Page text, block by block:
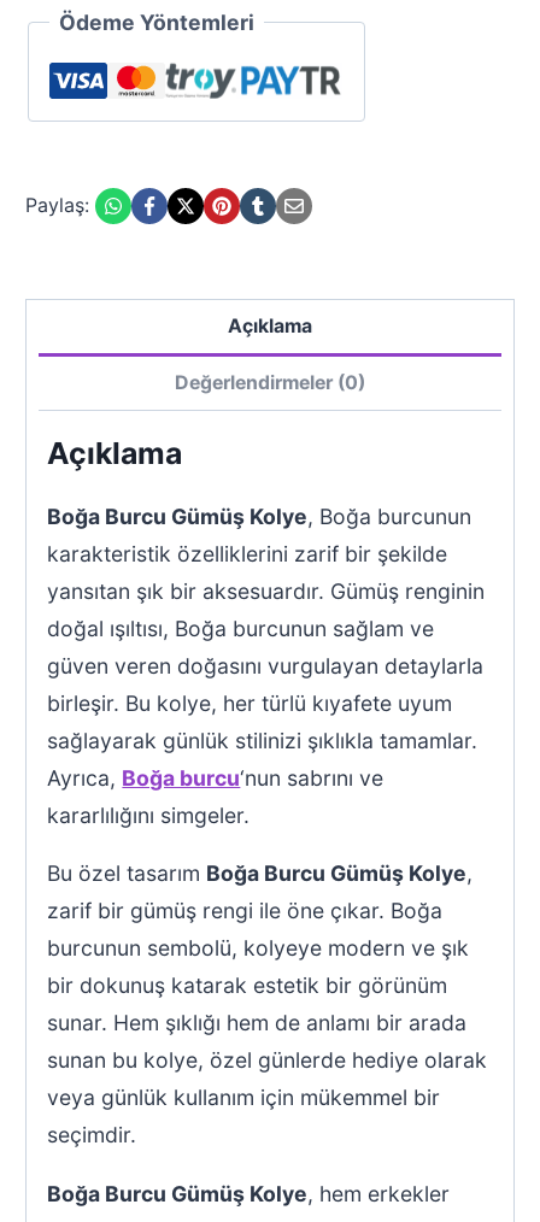
Ödeme Yöntemleri
Paylaş:
Açıklama
Değerlendirmeler (0)
Açıklama
Boğa Burcu Gümüş Kolye, Boğa burcunun
karakteristik özelliklerini zarif bir şekilde
yansıtan şık bir aksesuardır. Gümüş renginin
doğal ışıltısı, Boğa burcunun sağlam ve
güven veren doğasını vurgulayan detaylarla
birleşir. Bu kolye, her türlü kıyafete uyum
sağlayarak günlük stilinizi şıklıkla tamamlar.
Ayrıca, Boğa burcu‘nun sabrını ve
kararlılığını simgeler.
Bu özel tasarım Boğa Burcu Gümüş Kolye,
zarif bir gümüş rengi ile öne çıkar. Boğa
burcunun sembolü, kolyeye modern ve şık
bir dokunuş katarak estetik bir görünüm
sunar. Hem şıklığı hem de anlamı bir arada
sunan bu kolye, özel günlerde hediye olarak
veya günlük kullanım için mükemmel bir
seçimdir.
Boğa Burcu Gümüş Kolye, hem erkekler